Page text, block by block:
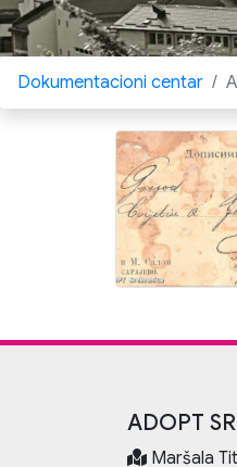
Dokumentacioni centar
ADOPT
Maršala